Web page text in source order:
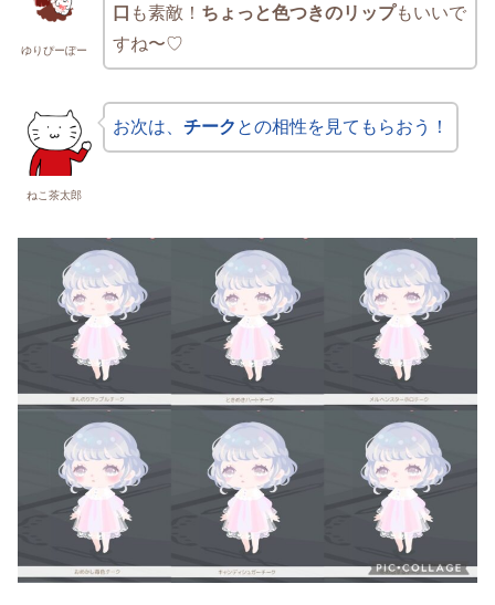
ゆりぴーぽー
口 も素敵！ ちょっと色つきのリップもいいで
すね〜♡
ねこ茶太郎
お次は、 チーク との相性を見てもらおう！